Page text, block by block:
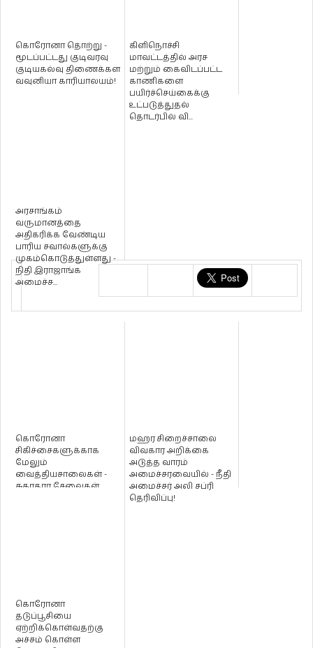
கொரோனா தொற்று -
மூடப்பட்டது குடிவரவு
குடியகல்வு திணைக்கள
வவுனியா காரியாலயம்!
கிளிநொச்சி
மாவட்டத்தில் அரச
மற்றும் கைவிடப்பட்ட
காணிகளை
பயிர்ச்செய்கைக்கு
உட்படுத்துதல்
தொடர்பில் வி...
அரசாங்கம்
வருமானத்தை
அதிகரிக்க வேண்டிய
பாரிய சவால்களுக்கு
முகம்கொடுத்துள்ளது -
நிதி இராஜாங்க
அமைச்ச...
கொரோனா
சிகிச்சைகளுக்காக
மேலும்
வைத்தியசாலைகள் -
சுகாதார சேவைகள்
மஹர சிறைச்சாலை
விவகார அறிக்கை
அடுத்த வாரம்
அமைச்சரவையில் - நீதி
அமைச்சர் அலி சப்ரி
தெரிவிப்பு!
கொரோனா
தடுப்பூசியை
ஏற்றிக்கொள்வதற்கு
அச்சம் கொள்ள